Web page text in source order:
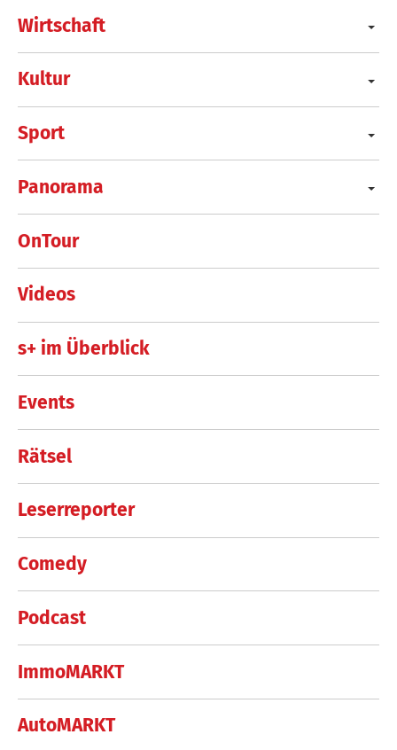
Wirtschaft
Kultur
Sport
Panorama
OnTour
Videos
s+ im Überblick
Events
Rätsel
Leserreporter
Comedy
Podcast
ImmoMARKT
AutoMARKT